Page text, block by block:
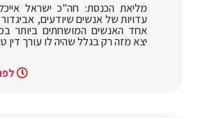
מליאת הכנסת: חה"כ ישראל
עדויות של אנשים שיודעים,
אחד האנשים המושחתים ביותר
יצא מזה רק בגלל שהיה לו עורך דין
לפני 4